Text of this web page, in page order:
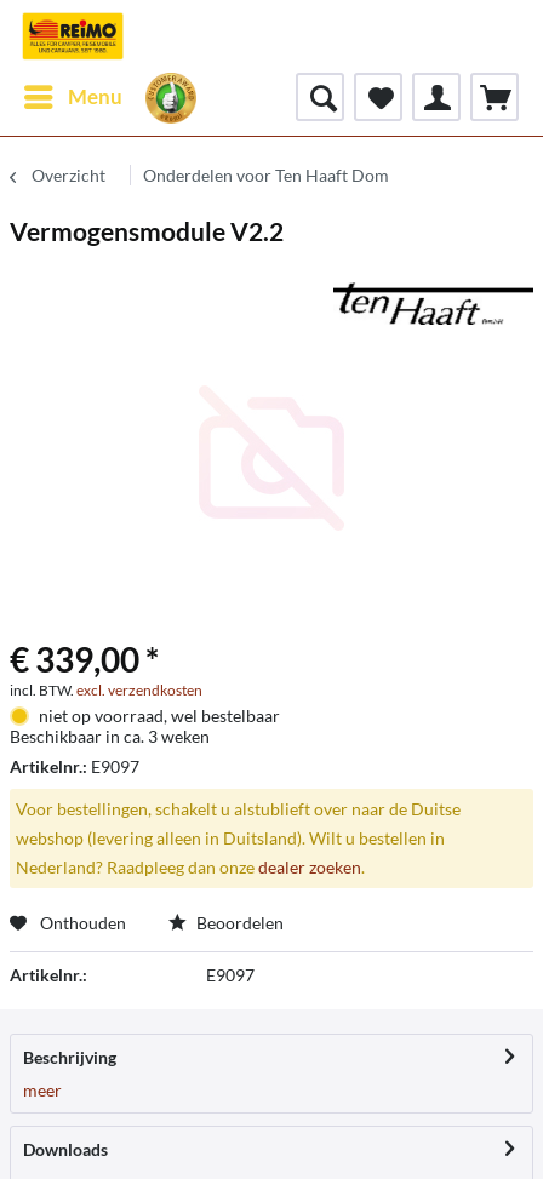
Menu
Overzicht Onderdelen voor Ten Haaft Dom
Vermogensmodule V2.2
€ 339,00 *
incl. BTW. excl. verzendkosten
niet op voorraad, wel bestelbaar
Beschikbaar in ca. 3 weken
Artikelnr.: E9097
Voor bestellingen, schakelt u alstublieft over naar de Duitse
webshop (levering alleen in Duitsland). Wilt u bestellen in
Nederland? Raadpleeg dan onzedealer zoeken.
Onthouden Beoordelen
Artikelnr.: E9097
Beschrijving
meer
Downloads